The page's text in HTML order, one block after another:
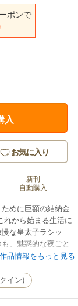
ポンで
入
お気に入り
新刊
自動購入
めに巨額の結納金
れから始まる生活に
な皇太子ラシッ
、魅惑的な夜ごと
作品情報をもっと見る
イン)